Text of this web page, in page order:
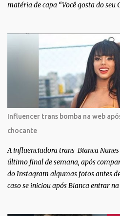
matéria de capa “Você gosta do seu
convidarem para esse projeto
sobre amor. Todo carinho do
ponte disso tudo”, escreveu
como linda e a matéria que
de gente que se apaixonou pela
extraordinária. O Pele Projetc tem
expor uma diversidade de corpos
especificidades físicas. A atriz se
após fazer uma participação
TV Globo. Na trama, ela inte...
Influencer trans bomba na web
chocante
A influenciadora trans Bianca
último final de semana, após
do Instagram algumas fotos antes
caso se iniciou após Bianca entrar